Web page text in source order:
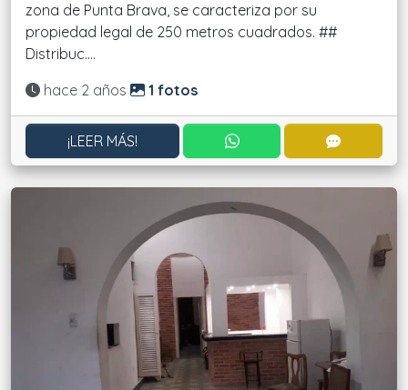
zona de Punta Brava, se caracteriza por su
propiedad legal de 250 metros cuadrados. ##
Distribuc....
Actualizado:
hace 2 años 1 fotos
¡LEER MÁS! CONTACTAR POR